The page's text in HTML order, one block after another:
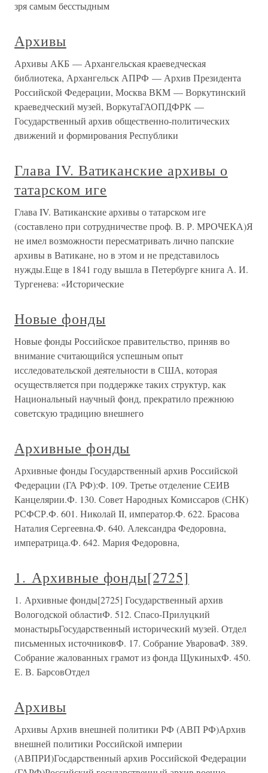
зря самым бесстыдным
Архивы
Архивы АКБ — Архангельская краеведческая
библиотека, Архангельск АПРФ — Архив Президента
Российской Федерации, Москва ВКМ — Воркутинский
краеведческий музей, ВоркутаГАОПДФРК —
Государственный архив общественно-политических
движений и формирования Республики
Глава IV. Ватиканские архивы о
татарском иге
Глава IV. Ватиканские архивы о татарском иге
(составлено при сотрудничестве проф. В. Р. МРОЧЕКА)Я
не имел возможности пересматривать лично папские
архивы в Ватикане, но в этом и не представилось
нужды.Еще в 1841 году вышла в Петербурге книга А. И.
Тургенева: «Исторические
Новые фонды
Новые фонды Российское правительство, приняв во
внимание считающийся успешным опыт
исследовательской деятельности в США, которая
осуществляется при поддержке таких структур, как
Национальный научный фонд, прекратило прежнюю
советскую традицию внешнего
Архивные фонды
Архивные фонды Государственный архив Российской
Федерации (ГА РФ):Ф. 109. Третье отделение СЕИВ
Канцелярии.Ф. 130. Совет Народных Комиссаров (СНК)
РСФСР.Ф. 601. Николай II, император.Ф. 622. Брасова
Наталия Сергеевна.Ф. 640. Александра Федоровна,
императрица.Ф. 642. Мария Федоровна,
1. Архивные фонды[2725]
1. Архивные фонды[2725] Государственный архив
Вологодской областиФ. 512. Спасо-Прилуцкий
монастырьГосударственный исторический музей. Отдел
письменных источниковФ. 17. Собрание УвароваФ. 389.
Собрание жалованных грамот из фонда ЩукиныхФ. 450.
Е. В. БарсовОтдел
Архивы
Архивы Архив внешней политики РФ (АВП РФ)Архив
внешней политики Российской империи
(АВПРИ)Госдарственный архив Российской Федерации